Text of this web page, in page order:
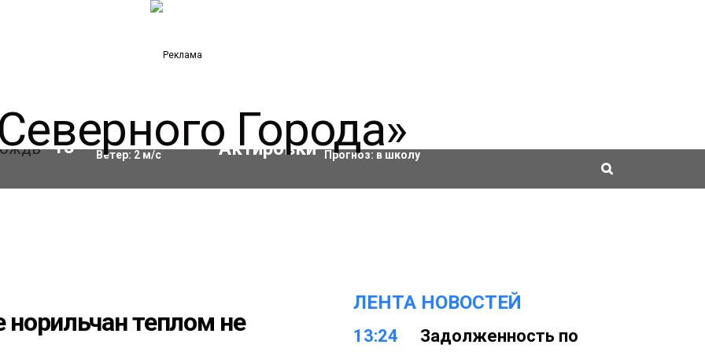
13 °C Влажность:68%
Ветер: 2м/с
Актировки
Прогноз: в школу
теплом не
ЛЕНТА НОВОСТЕЙ
13:24
Задолженность по